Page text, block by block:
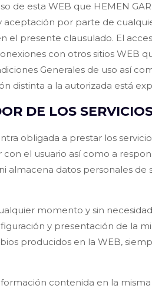
esta WEB que HEMEN
por parte de
el presente clausulado. El
con otros sitios WEB
Generales de uso así
distinta a la autorizada está
DE LOS
obligada a prestar los
el usuario así como a
datos personales de
momento y sin
y presentación de la
producidos en la WEB,
contenida en la